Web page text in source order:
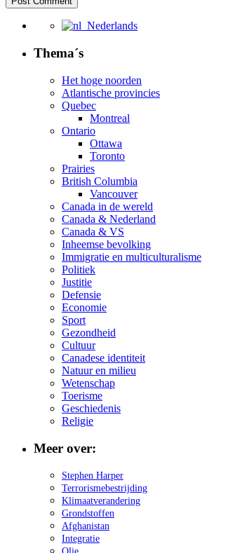
Nederlands
Thema´s
Het hoge noorden
Atlantische provincies
Quebec
Montreal
Ontario
Ottawa
Toronto
Prairies
British Columbia
Vancouver
Canada in de wereld
Canada & Nederland
Canada & VS
Inheemse bevolking
Immigratie en multiculturalisme
Politiek
Justitie
Defensie
Economie
Sport
Gezondheid
Cultuur
Canadese identiteit
Natuur en milieu
Wetenschap
Toerisme
Geschiedenis
Religie
Meer over:
Stephen Harper
Terrorismebestrijding
Klimaatverandering
Grondstoffen
Afghanistan
Integratie